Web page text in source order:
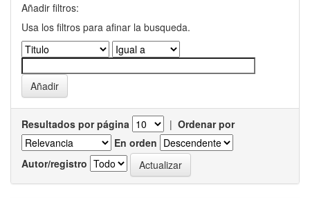
Añadir filtros:
Usa los filtros para afinar la busqueda.
Resultados por página | Ordenar por
En orden
Autor/registro